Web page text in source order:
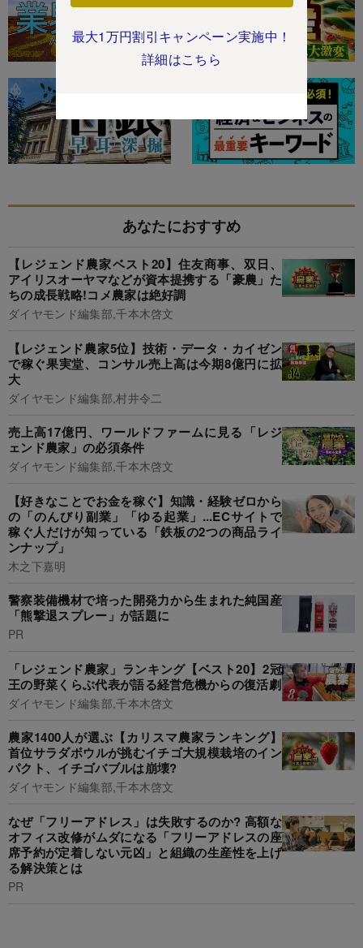
最大1万円割引キャンペーン実施中！
詳細はこちら
あなたにおすすめ
【レジェンド農家ベスト20】住友商事、双日、
アイリスオーヤマなどが資本提携する「豪農」た
ちの成長戦略!コメ農家は絶好調
ダイヤモンド編集部,千本木啓文
【レジェンド農家5位】技術・データ・カイゼン
で稼ぐ果実堂、コンサル売上高は今期8億円に拡
大
ダイヤモンド編集部,村井令二
売上高17億円、ワールドファームに見る「レジ
ェンド農家」の必須条件
ダイヤモンド編集部,千本木啓文
【好きなことでお金を稼ぐ】知識・経験ゼロから
の「のんびり副業」「ゆる起業」...ECサイトで
稼ぐ人だけが知っている「鉄板の2つの商品ライ
ンナップ」
木之下嘉明
警察装備機材で培った開発力から生まれた純国産
「熊撃退スプレー」が話題に
PR
「レジェンド農家」ランキング【ベスト20】2冠
王の野菜くらぶ代表が語る経営危機からの復活劇
ダイヤモンド編集部,千本木啓文
農家1400人が選ぶ【カリスマ農家ランキング】
首位サラダボウルが挑むイチゴ大規模栽培のイン
パクト、イチゴバブルは崩壊?
ダイヤモンド編集部,千本木啓文
なぜ「フリーアドレス」は失敗するのか? 高額な
オフィス改修がムダになる「フリーアドレスの座
席予約が定着しない元凶」と組織の生産性を上げ
る解決策とは
PR